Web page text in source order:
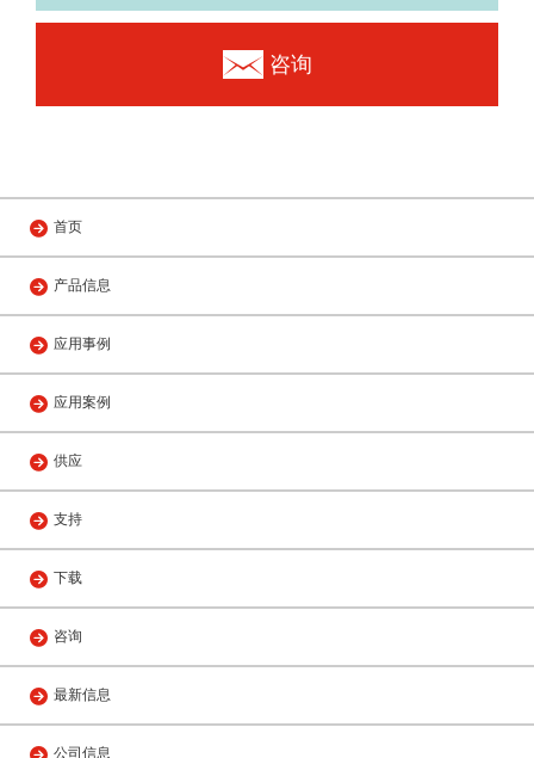
咨询
首页
产品信息
应用事例
应用案例
供应
支持
下载
咨询
最新信息
公司信息